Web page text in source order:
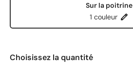
Sur la poitrine
1 couleur
Choisissez la quantité